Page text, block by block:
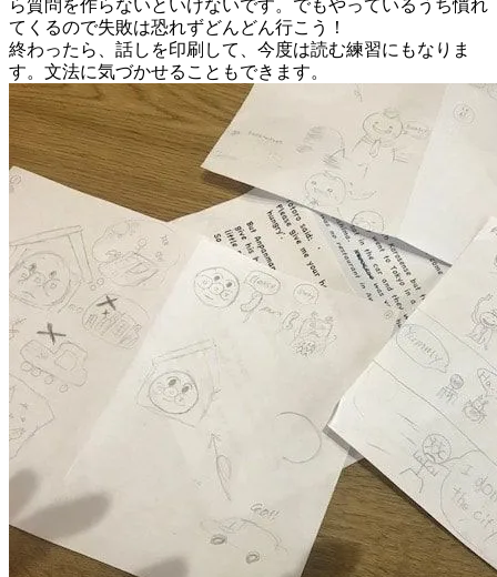
ら質問を作らないといけないです。でもやっているうち慣れ
てくるので失敗は恐れずどんどん行こう！
終わったら、話しを印刷して、今度は読む練習にもなりま
す。文法に気づかせることもできます。